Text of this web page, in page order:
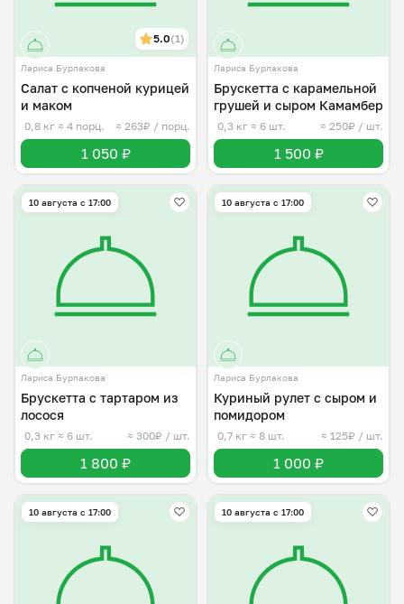
5.0(1)
Лариса Бурлакова
Салат с копченой курицей
и маком
0,8 кг ≈ 4 порц. ≈ 263₽ / порц.
1 050 ₽
Лариса Бурлакова
Брускетта с карамельной
грушей и сыром Камамбер
0,3 кг ≈ 6 шт. ≈ 250₽ / шт.
1 500 ₽
10 августа с 17:00
Лариса Бурлакова
Брускетта с тартаром из
лосося
0,3 кг ≈ 6 шт. ≈ 300₽ / шт.
1 800 ₽
10 августа с 17:00
Лариса Бурлакова
Куриный рулет с сыром и
помидором
0,7 кг ≈ 8 шт. ≈ 125₽ / шт.
1 000 ₽
10 августа с 17:00 10 августа с 17:00